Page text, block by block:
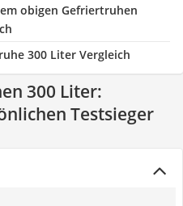
obigen Gefriertruhen
300 Liter Vergleich
300 Liter:
Testsieger